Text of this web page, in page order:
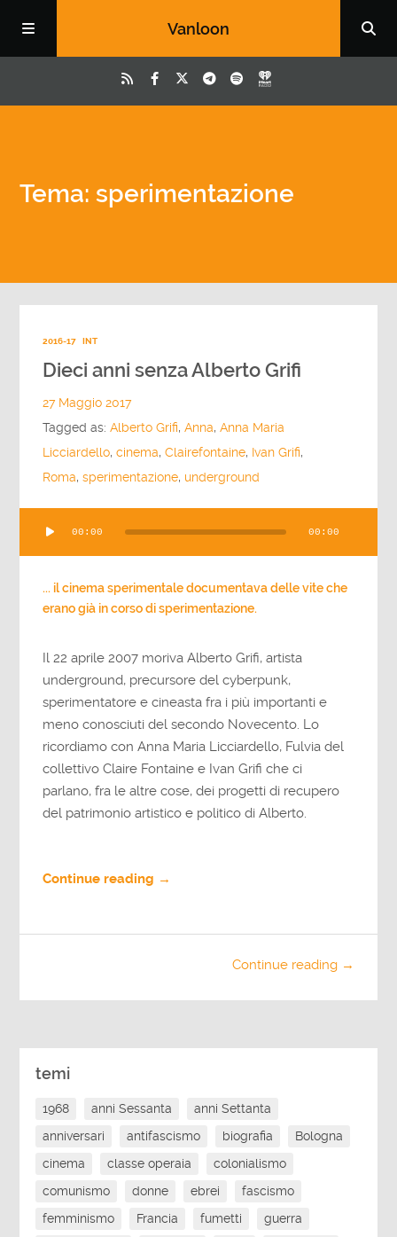
Vanloon
Tema: sperimentazione
2016-17 INT
Dieci anni senza Alberto Grifi
27 Maggio 2017
Tagged as:Alberto Grifi,Anna,Anna Maria
Licciardello,cinema,Clairefontaine, Ivan Grifi,
Roma,sperimentazione, underground
Player
00:00 00:00
... il cinema sperimentale documentava delle vite che
erano già in corso di sperimentazione.
Il 22 aprile 2007 moriva Alberto Grifi, artista
underground, precursore del cyberpunk,
sperimentatore e cineasta fra i più importanti e
meno conosciuti del secondo Novecento. Lo
ricordiamo con Anna Maria Licciardello, Fulvia del
collettivo Claire Fontaine e Ivan Grifi che ci
parlano, fra le altre cose, dei progetti di recupero
del patrimonio artistico e politico di Alberto.
Continue reading →
Continue reading →
temi
1968 anni Sessanta
anni Settanta
anniversari
antifascismo biografia
Bologna
cinema
classe operaia
colonialismo
comunismo
donne ebrei
fascismo
femminismo
Francia fumetti
guerra